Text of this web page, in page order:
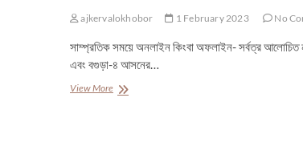
ajkervalokhobor 1 February 2023 No
সাম্প্রতিক সময়ে অনলাইন কিংবা অফলাইন- সর্বত্র
এবং বগুড়া-৪ আসনের…
View Moreবগুড়া-৪